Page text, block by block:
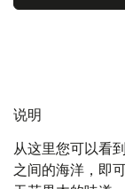
说明
从这里您可以看
之间的海洋，即